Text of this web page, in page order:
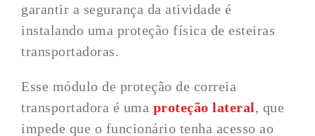
garantir a segurança da atividade é
instalando uma proteção física de esteiras
transportadoras.
Esse módulo de proteção de correia
transportadora é uma proteção lateral, que
impede que o funcionário tenha acesso ao